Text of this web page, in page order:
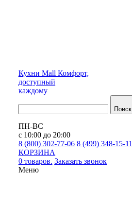
Кухни Mall Комфорт,
доступный
каждому
Поиск
ПН-ВС
с 10:00 до 20:00
8 (800) 302-77-06 8 (499) 348-15-11
КОРЗИНА
0 товаров. Заказать звонок
Меню